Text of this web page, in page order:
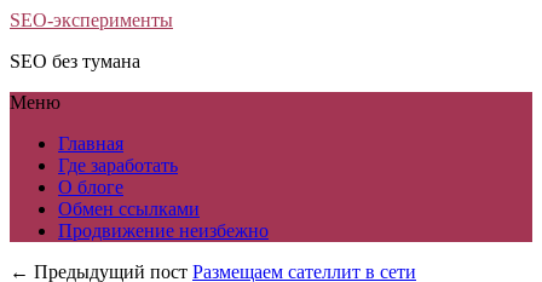
SEO-эксперименты
SEO без тумана
Меню
Главная
Где заработать
О блоге
Обмен ссылками
Продвижение неизбежно
← Предыдущий пост Размещаем сателлит в сети